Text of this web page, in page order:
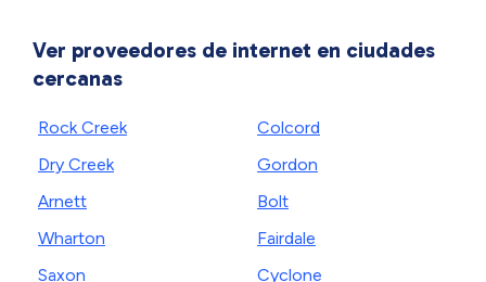
Ver proveedores de internet en ciudades
cercanas
Rock Creek
Dry Creek
Arnett
Wharton
Saxon
Colcord
Gordon
Bolt
Fairdale
Cyclone